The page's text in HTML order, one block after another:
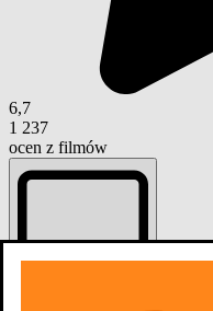
6,7
1 237
ocen z filmów